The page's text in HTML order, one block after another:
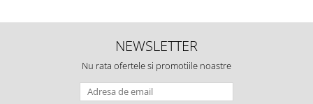
NEWSLETTER
Nu rata ofertele si promotiile noastre